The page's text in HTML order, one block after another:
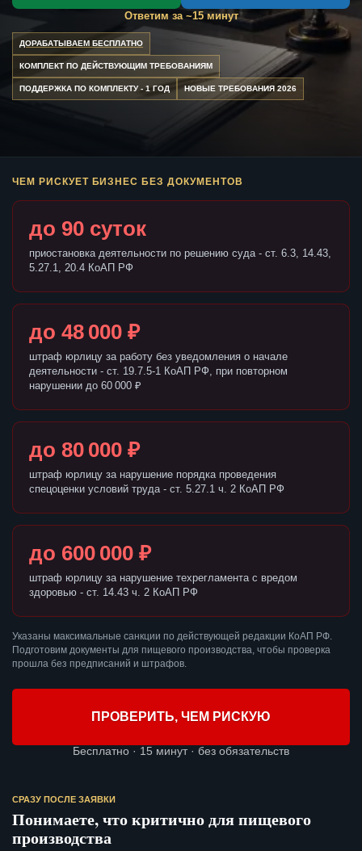
Ответим за ~15 минут
ДОРАБАТЫВАЕМ БЕСПЛАТНО
КОМПЛЕКТ ПО ДЕЙСТВУЮЩИМ ТРЕБОВАНИЯМ
ПОДДЕРЖКА ПО КОМПЛЕКТУ - 1 ГОД НОВЫЕ ТРЕБОВАНИЯ 2026
ЧЕМ РИСКУЕТ БИЗНЕС БЕЗ ДОКУМЕНТОВ
до 90 суток
приостановка деятельности по решению суда - ст. 6.3, 14.43,
5.27.1, 20.4 КоАП РФ
до 48 000 ₽
штраф юрлицу за работу без уведомления о начале
деятельности - ст. 19.7.5-1 КоАП РФ, при повторном
нарушении до 60 000 ₽
до 80 000 ₽
штраф юрлицу за нарушение порядка проведения
спецоценки условий труда - ст. 5.27.1 ч. 2 КоАП РФ
до 600 000 ₽
штраф юрлицу за нарушение техрегламента с вредом
здоровью - ст. 14.43 ч. 2 КоАП РФ
Указаны максимальные санкции по действующей редакции КоАП РФ.
Подготовим документы для пищевого производства, чтобы проверка
прошла без предписаний и штрафов.
ПРОВЕРИТЬ, ЧЕМ РИСКУЮ
Бесплатно · 15 минут · без обязательств
СРАЗУ ПОСЛЕ ЗАЯВКИ
Понимаете, что критично для пищевого
производства